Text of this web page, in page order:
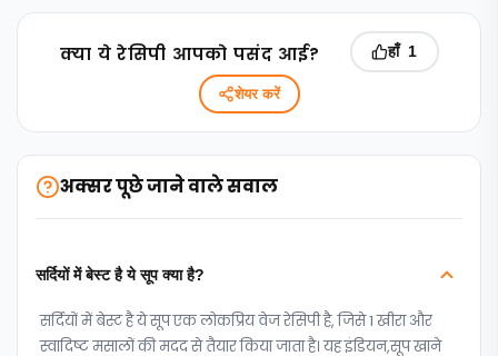
क्‍या ये रेसिपी आपको पसंद आई? हाँ 1
शेयर करें
अक्सर पूछे जाने वाले सवाल
सर्दियों में बेस्ट है ये सूप क्या है?
सर्दियों में बेस्ट है ये सूप एक लोकप्रिय वेज रेसिपी है, जिसे 1 खीरा और
स्वादिष्ट मसालों की मदद से तैयार किया जाता है। यह इंडियन,सूप खाने